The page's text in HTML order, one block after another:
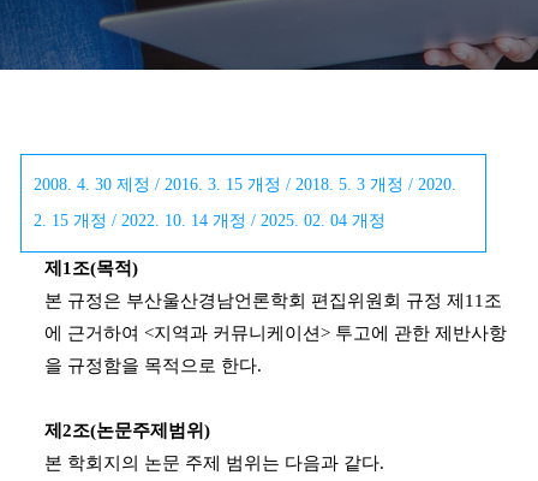
2008. 4. 30 제정 / 2016. 3. 15 개정 / 2018. 5. 3 개정 / 2020.
2. 15 개정 / 2022. 10. 14 개정 / 2025. 02. 04 개정
제1조(목적)
본 규정은 부산울산경남언론학회 편집위원회 규정 제11조
에 근거하여 <지역과 커뮤니케이션> 투고에 관한 제반사항
을 규정함을 목적으로 한다.
제2조(논문주제범위)
본 학회지의 논문 주제 범위는 다음과 같다.